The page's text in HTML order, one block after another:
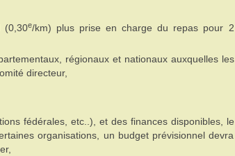
(0,30e/km) plus prise en charge du repas pour 2
régionaux et nationaux auxquelles les
directeur,
fédérales, etc..), et des finances disponibles, le
organisations, un budget prévisionnel devra